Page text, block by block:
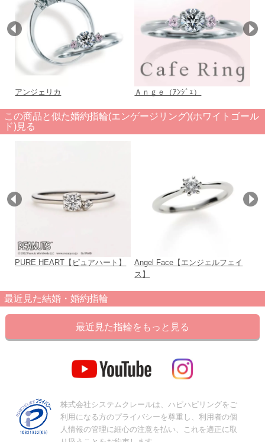
アンジェリカ Ａｎｇｅ（ｱﾝｼﾞｪ）
この商品と似た婚約指輪(エンゲージリング)(ホワイトゴール
ド)見る
PURE HEART【ピュアハート】
Angel Face【エンジェルフェイ
ス】
最近見た結婚・婚約指輪
最近見た指輪をもっと見る
株式会社システムクレールは、ハピハピリングをご
利用になる方のプライバシーを尊重し、利用者の個
人情報の管理に細心の注意を払い、これを適正に取